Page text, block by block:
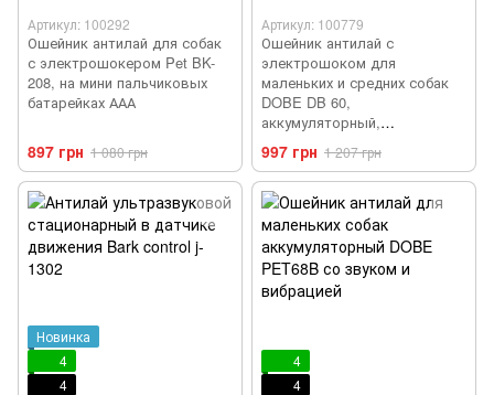
Артикул: 100292
Ошейник антилай для собак
с электрошокером Pet BK-
208, на мини пальчиковых
батарейках ААА
897 грн 1 080 грн
Артикул: 100779
Ошейник антилай с
электрошоком для
маленьких и средних собак
DOBE DB 60,
аккумуляторный,
интеллектуальный
997 грн 1 207 грн
Новинка
4
4
4
4